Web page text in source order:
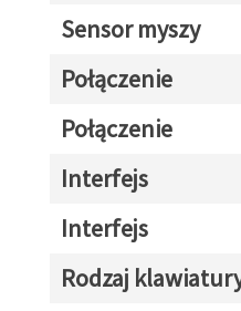
Sensor myszy
Połączenie
Połączenie
Interfejs
Interfejs
Rodzaj